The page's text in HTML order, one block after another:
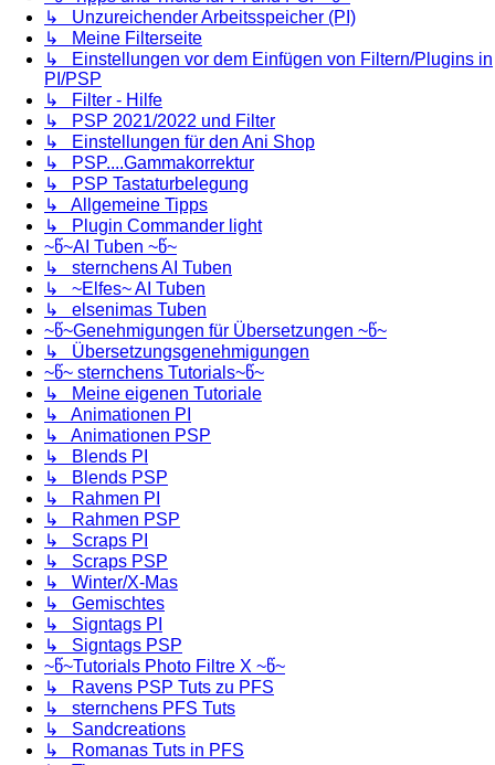
↳ Unzureichender Arbeitsspeicher (PI)
↳ Meine Filterseite
↳ Einstellungen vor dem Einfügen von Filtern/Plugins in
PI/PSP
↳ Filter - Hilfe
↳ PSP 2021/2022 und Filter
↳ Einstellungen für den Ani Shop
↳ PSP....Gammakorrektur
↳ PSP Tastaturbelegung
↳ Allgemeine Tipps
↳ Plugin Commander light
~წ~AI Tuben ~წ~
↳ sternchens AI Tuben
↳ ~Elfes~ AI Tuben
↳ elsenimas Tuben
~წ~Genehmigungen für Übersetzungen ~წ~
↳ Übersetzungsgenehmigungen
~წ~ sternchens Tutorials~წ~
↳ Meine eigenen Tutoriale
↳ Animationen PI
↳ Animationen PSP
↳ Blends PI
↳ Blends PSP
↳ Rahmen PI
↳ Rahmen PSP
↳ Scraps PI
↳ Scraps PSP
↳ Winter/X-Mas
↳ Gemischtes
↳ Signtags PI
↳ Signtags PSP
~წ~Tutorials Photo Filtre X ~წ~
↳ Ravens PSP Tuts zu PFS
↳ sternchens PFS Tuts
↳ Sandcreations
↳ Romanas Tuts in PFS